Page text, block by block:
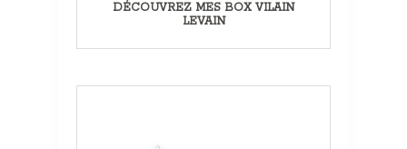
DÉCOUVREZ MES BOX VILAIN
LEVAIN